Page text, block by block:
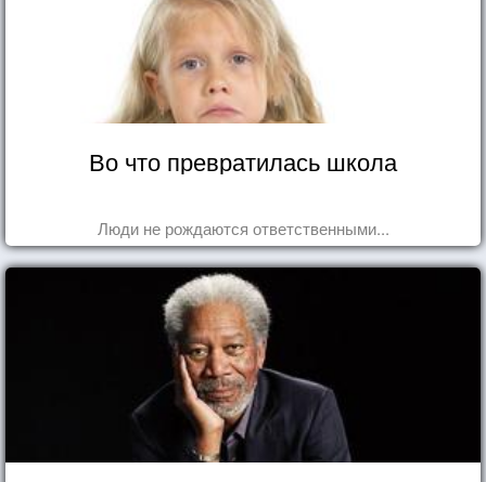
Во что превратилась школа
Люди не рождаются ответственными...